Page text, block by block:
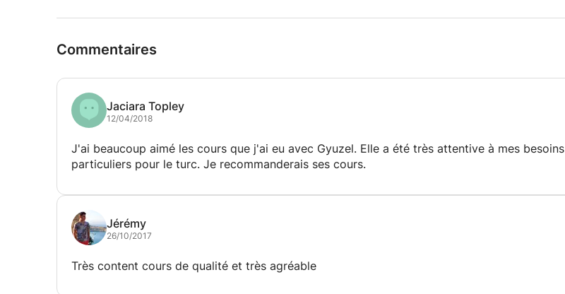
Commentaires
Jaciara Topley
12/04/2018
J'ai beaucoup aimé les cours que j'ai eu avec Gyuzel. Elle a été très attentive à mes besoins
particuliers pour le turc. Je recommanderais ses cours.
Jérémy
26/10/2017
Très content cours de qualité et très agréable